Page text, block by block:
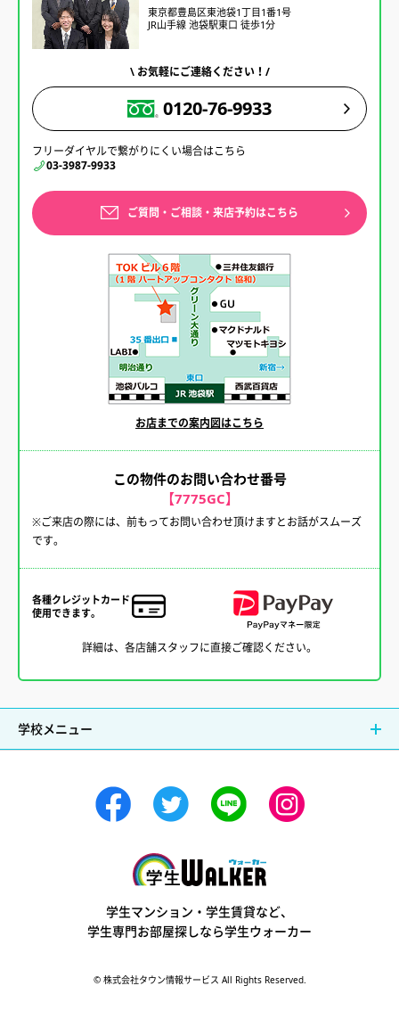
東京都豊島区東池袋1丁目1番1号
JR山手線 池袋駅東口 徒歩1分
\ お気軽にご連絡ください！/
0120-76-9933
フリーダイヤルで繋がりにくい場合はこちら
03-3987-9933
ご質問・ご相談・来店予約はこちら
お店までの案内図はこちら
この物件のお問い合わせ番号
【7775GC】
※ご来店の際には、前もってお問い合わせ頂けますとお話がスムーズ
です。
各種クレジットカード
使用できます。
詳細は、各店舗スタッフに直接ご確認ください。
学校メニュー
学生マンション・学生賃貸など、
学生専門お部屋探しなら学生ウォーカー
© 株式会社タウン情報サービス All Rights Reserved.